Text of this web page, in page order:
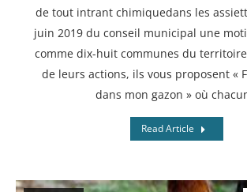
de tout intrant chimiquedans les
juin 2019 du conseil municipal une
comme dix-huit communes du
de leurs actions, ils vous proposent «
dans mon gazon » où
Read Article